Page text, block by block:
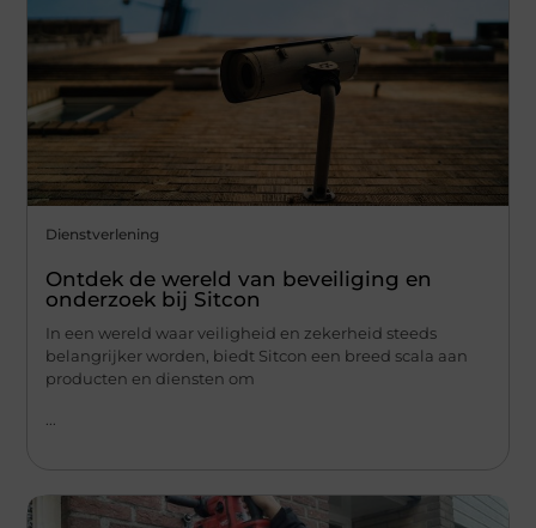
Dienstverlening
Ontdek de wereld van beveiliging en
onderzoek bij Sitcon
In een wereld waar veiligheid en zekerheid steeds
belangrijker worden, biedt Sitcon een breed scala aan
producten en diensten om